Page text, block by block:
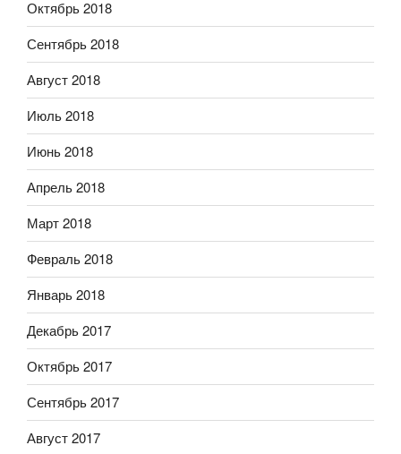
Октябрь 2018
Сентябрь 2018
Август 2018
Июль 2018
Июнь 2018
Апрель 2018
Март 2018
Февраль 2018
Январь 2018
Декабрь 2017
Октябрь 2017
Сентябрь 2017
Август 2017